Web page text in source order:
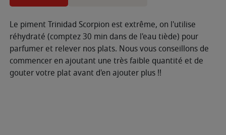
Le piment Trinidad Scorpion est extrême, on l'utilise
réhydraté (comptez 30 min dans de l'eau tiède) pour
parfumer et relever nos plats. Nous vous conseillons de
commencer en ajoutant une très faible quantité et de
gouter votre plat avant d'en ajouter plus !!